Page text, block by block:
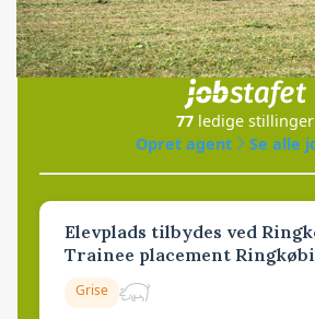
Jobs
i samarbejde med
77 ledige stillinger
Opret agent
Se alle
Elevplads tilbydes ved
Trainee placement
Grise